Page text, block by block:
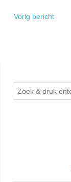
navigatie
Vorig bericht